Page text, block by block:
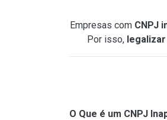
Empresas com CNPJ
Por isso, legalizar
O Que é um CNPJ